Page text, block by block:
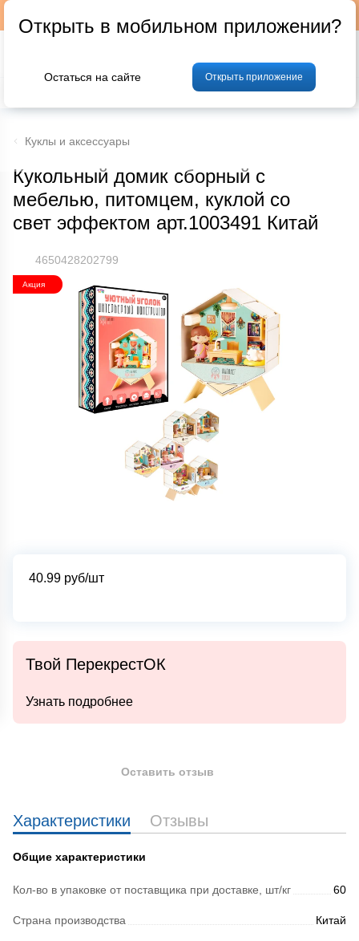
Фрукты и овощи Мясо Птица
Куклы и аксессуары
Кукольный домик сборный с
мебелью, питомцем, куклой со
свет эффектом арт.1003491 Китай
4650428202799
Акция
40.99 руб/шт
Характеристики Отзывы
Общие характеристики
Кол-во в упаковке от поставщика при доставке, шт/кг 60
Страна производства Китай
Твой ПерекрестОК
Узнать подробнее
Оставить отзыв
Открыть в мобильном приложении?
Остаться на сайте Открыть приложение